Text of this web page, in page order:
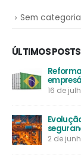
16 de
2 de